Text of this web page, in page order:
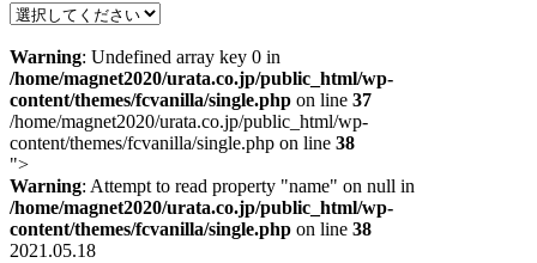
Warning: Undefined array key 0 in
/home/magnet2020/urata.co.jp/public_html/wp-
content/themes/fcvanilla/single.php on line 37
/home/magnet2020/urata.co.jp/public_html/wp-
content/themes/fcvanilla/single.php on line 38
">
Warning: Attempt to read property "name" on null in
/home/magnet2020/urata.co.jp/public_html/wp-
content/themes/fcvanilla/single.php on line 38
2021.05.18